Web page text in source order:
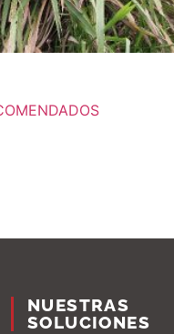
NUESTRAS
SOLUCIONES